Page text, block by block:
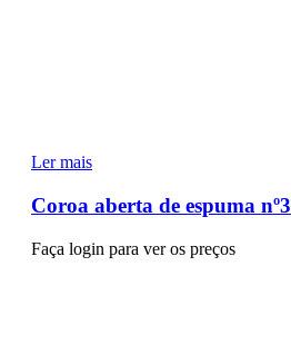
Ler mais
Coroa aberta de espuma nº3
Faça login para ver os preços